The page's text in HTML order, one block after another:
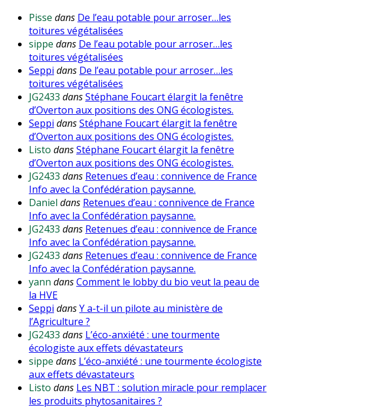
Pisse dans De l’eau potable pour arroser…les
toitures végétalisées
sippe dans De l’eau potable pour arroser…les
toitures végétalisées
Seppi dans De l’eau potable pour arroser…les
toitures végétalisées
JG2433 dansStéphane Foucart élargit la fenêtre
d’Overton aux positions des ONG écologistes.
Seppi dansStéphane Foucart élargit la fenêtre
d’Overton aux positions des ONG écologistes.
Listo dansStéphane Foucart élargit la fenêtre
d’Overton aux positions des ONG écologistes.
JG2433 dans Retenues d’eau : connivence de France
Info avec la Confédération paysanne.
Daniel dans Retenues d’eau : connivence de France
Info avec la Confédération paysanne.
JG2433 dans Retenues d’eau : connivence de France
Info avec la Confédération paysanne.
JG2433 dans Retenues d’eau : connivence de France
Info avec la Confédération paysanne.
yann dansComment le lobby du bio veut la peau de
la HVE
Seppi dansY a-t-il un pilote au ministère de
l’Agriculture ?
JG2433 dans L’éco-anxiété : une tourmente
écologiste aux effets dévastateurs
sippe dans L’éco-anxiété : une tourmente écologiste
aux effets dévastateurs
Listo dans Les NBT : solution miracle pour remplacer
les produits phytosanitaires ?